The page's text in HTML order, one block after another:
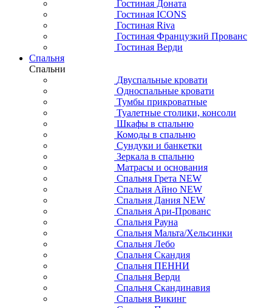
Гостиная Доната
Гостиная ICONS
Гостиная Riva
Гостиная Французкий Прованс
Гостиная Верди
Спальня
Спальни
Двуспальные кровати
Односпальные кровати
Тумбы прикроватные
Туалетные столики, консоли
Шкафы в спальню
Комоды в спальню
Сундуки и банкетки
Зеркала в спальню
Матрасы и основания
Спальня Грета NEW
Спальня Айно NEW
Спальня Дания NEW
Спальня Ари-Прованс
Спальня Рауна
Спальня Мальта/Хельсинки
Спальня Лебо
Спальня Скандия
Спальня ПЕННИ
Спальня Верди
Спальня Скандинавия
Спальня Викинг